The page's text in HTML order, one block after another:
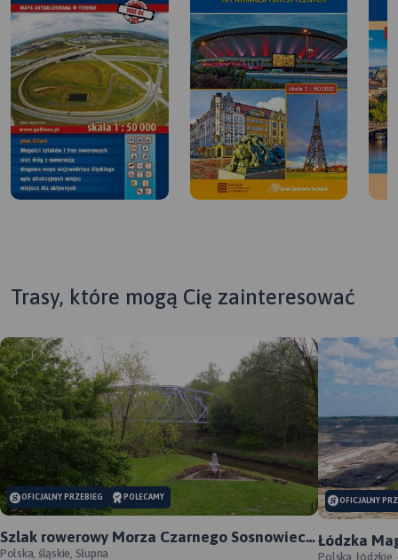
MAPA TURYSTYCZNA W
APLIKACJI TRASEO
MAPA TURYSTYCZNA W
APLIKACJI TRASEO
Trasy, które mogą Cię zainteresować
OFICJALNY PRZEBIEG POLECAMY
Szlak rowerowy Morza Czarnego Sosnowiec -
oficjalny przebieg
Polska, śląskie, Słupna
OFICJALNY
Łódzka
Polska, łódzkie,